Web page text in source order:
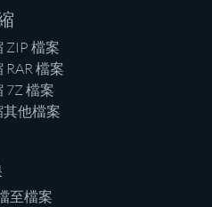
ZIP 檔案
RAR 檔案
7Z 檔案
他檔案
至檔案